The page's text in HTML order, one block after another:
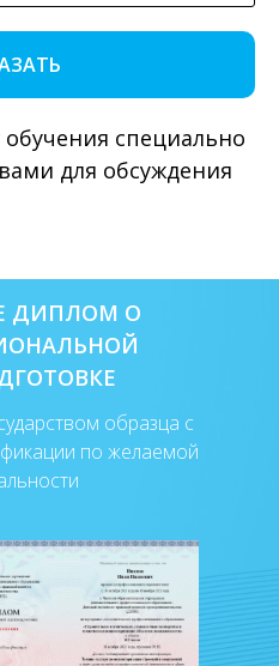
специально
для обсуждения
образца с
по желаемой
ДИПЛОМ О